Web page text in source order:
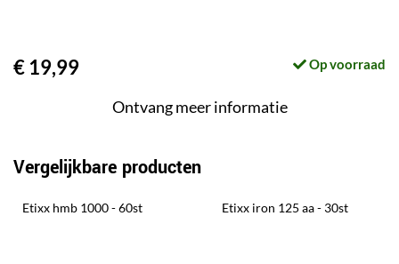
€ 19,99 Op voorraad
Ontvang meer informatie
Vergelijkbare producten
Etixx hmb 1000 - 60st Etixx iron 125 aa - 30st